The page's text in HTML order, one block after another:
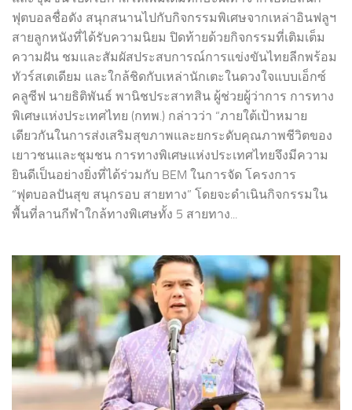
ฟุตบอลชื่อดัง สนุกสนานไปกับกิจกรรมพิเศษจากเหล่าอินฟลูฯ
สายลูกหนังที่ได้รับความนิยม ปิดท้ายด้วยกิจกรรมที่เติมเต็ม
ความฝัน ชมและสัมผัสประสบการณ์การแข่งขันไทยลีกพร้อม
ทัวร์สเตเดียม และใกล้ชิดกับเหล่านักเตะในดวงใจแบบเอ็กซ์
คลูซีฟ นายธิติพันธ์ พานิชประสาทสิน ผู้ช่วยผู้ว่าการ การทาง
พิเศษแห่งประเทศไทย (กทพ.) กล่าวว่า “ภายใต้เป้าหมาย
เดียวกันในการส่งเสริมสุขภาพและยกระดับคุณภาพชีวิตของ
เยาวชนและชุมชน การทางพิเศษแห่งประเทศไทยจึงมีความ
ยินดีเป็นอย่างยิ่งที่ได้ร่วมกับ BEM ในการจัด โครงการ
“ฟุตบอลปันสุข สนุกรอบ สายทาง” โดยจะดำเนินกิจกรรมใน
พื้นที่ลานกีฬาใกล้ทางพิเศษทั้ง 5 สายทาง...